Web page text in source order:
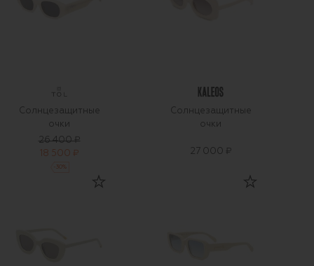
Солнцезащитные
очки
26 400 ₽
18 500 ₽
%
Солнцезащитные
очки
27 000 ₽